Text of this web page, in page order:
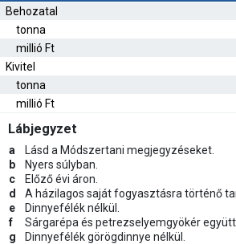
Behozatal
tonna
millió Ft
Kivitel
tonna
millió Ft
Lábjegyzet
a
Lásd a Módszertani megjegyzéseket.
b
Nyers súlyban.
c
Előző évi áron.
d
A házilagos saját fogyasztásra történő
e
Dinnyefélék nélkül.
f
Sárgarépa és petrezselyemgyökér együtt.
g
Dinnyefélék görögdinnye nélkül.